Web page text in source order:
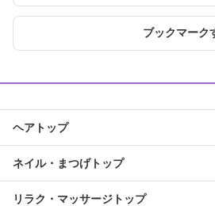
ブックマーク
ヘアトップ
ネイル・まつげトップ
リラク・マッサージトップ